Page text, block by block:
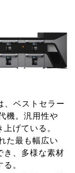
、ベストセラー
機。汎用性や
げている。
た最も幅広い
き、多様な素材
。